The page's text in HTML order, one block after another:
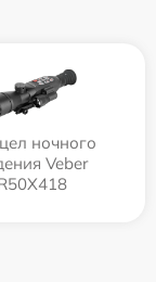
ночного
Veber